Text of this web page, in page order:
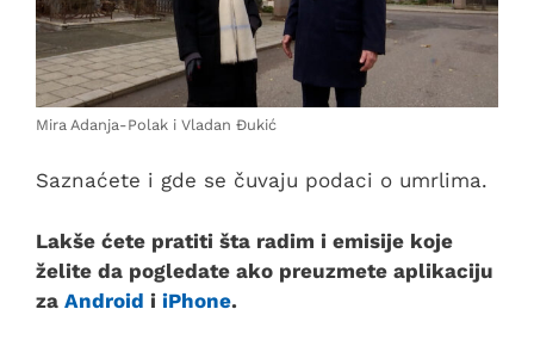
Mira Adanja-Polak i Vladan Đukić
Saznaćete i gde se čuvaju podaci o umrlima.
Lakše ćete pratiti šta radim i emisije koje
želite da pogledate ako preuzmete aplikaciju
za Android i iPhone.